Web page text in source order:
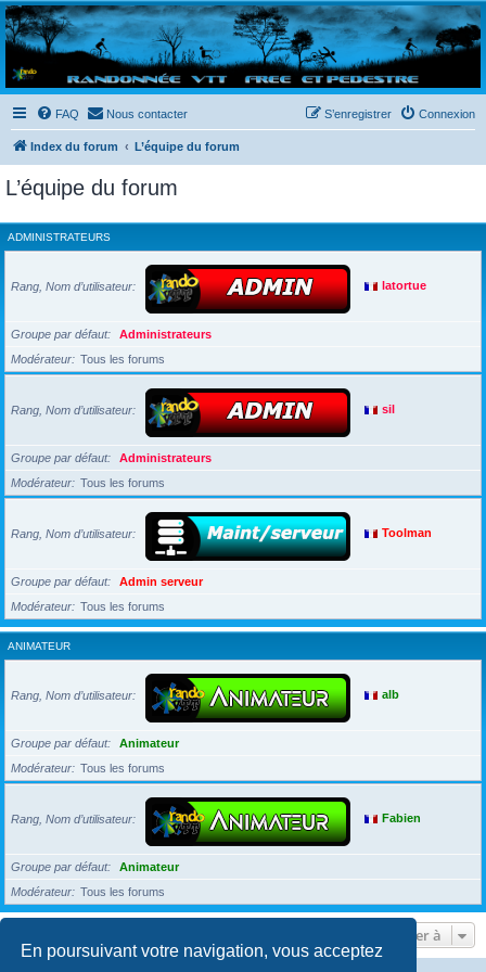
En poursuivant votre navigation, vous acceptez
Randovttfree.fr
Bienvenue sur le site des randos vtt et pédestre de Bretagne . Bonne navigation sur le site
et bonnes randos dans l'Ouest !
FAQ Nous contacter Connexion
S’enregistrer
Index du forum L’équipe du forum
L’équipe du forum
ADMINISTRATEURS
Rang, Nom d’utilisateur latortue
Groupe par défaut
Administrateurs
Modérateur
Tous les forums
Rang, Nom d’utilisateur sil
Groupe par défaut
Administrateurs
Modérateur
Tous les forums
Rang, Nom d’utilisateur Toolman
Groupe par défaut
Admin serveur
Modérateur
Tous les forums
ANIMATEUR
Rang, Nom d’utilisateur alb
Groupe par défaut
Animateur
Modérateur
Tous les forums
Rang, Nom d’utilisateur Fabien
Groupe par défaut
Animateur
Modérateur
Tous les forums
Aller à